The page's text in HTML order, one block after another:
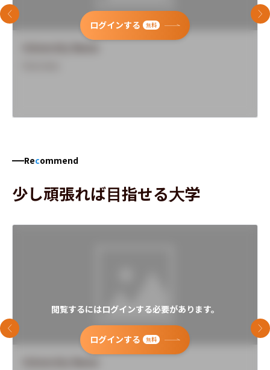
ログインする 無料
前のスライド 次
Recommend
少し頑張れば目指せる大学
閲覧するにはログインする必要があります。
ログインする 無料
前のスライド 次